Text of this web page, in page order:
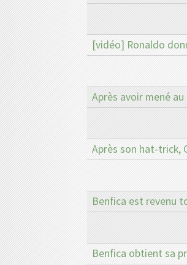
[vidéo] Ronaldo
Après avoir mené
Après son hat-trick,
Benfica est revenu
Benfica obtient sa